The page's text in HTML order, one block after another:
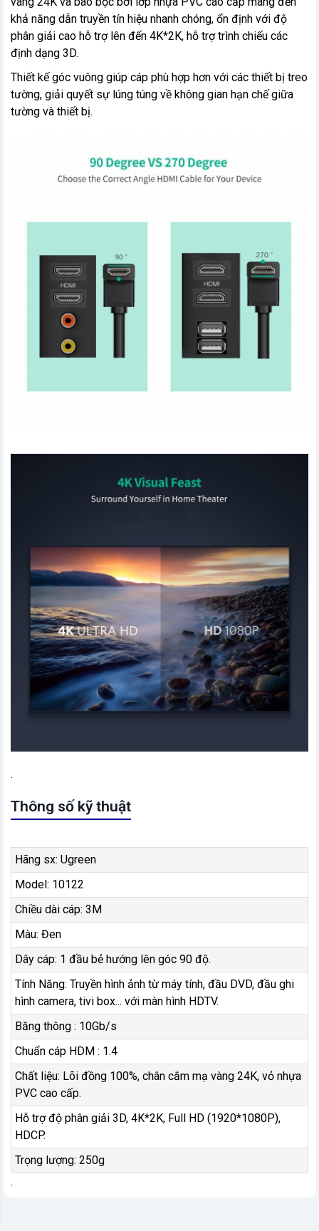
khả năng dẫn truyền tín hiệu nhanh chóng, ổn định với độ
phân giải cao hỗ trợ lên đến 4K*2K, hỗ trợ trình chiếu các
định dạng 3D.
Thiết kế góc vuông giúp cáp phù hợp hơn với các thiết bị treo
tường, giải quyết sự lúng túng về không gian hạn chế giữa
tường và thiết bị.
.
Thông số kỹ thuật
Hãng sx: Ugreen
Model: 10122
Chiều dài cáp: 3M
Màu: Đen
Dây cáp: 1 đầu bẻ hướng lên góc 90 độ.
Tính Năng: Truyền hình ảnh từ máy tính, đầu DVD, đầu ghi
hình camera, tivi box... với màn hình HDTV.
Băng thông : 10Gb/s
Chuẩn cáp HDM : 1.4
Chất liệu: Lõi đồng 100%, chân cắm mạ vàng 24K, vỏ nhựa
PVC cao cấp.
Hỗ trợ độ phân giải 3D, 4K*2K, Full HD (1920*1080P),
HDCP.
Trọng lượng: 250g
.